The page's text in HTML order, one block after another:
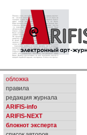
обложка
правила
редакция журнала
ARIFIS-info
ARIFIS-NEXT
блокнот эксперта